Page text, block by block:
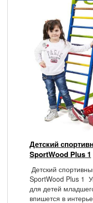
Детский
SportWood Plus 1
Детский
SportWood Plus 1
для детей
впишется в